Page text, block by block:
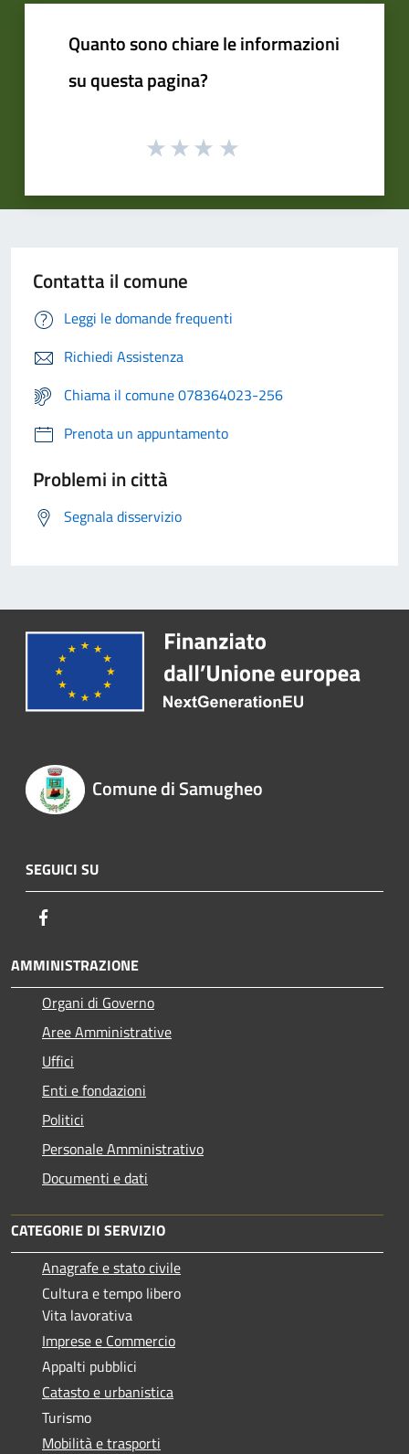
Quanto sono chiare le informazioni
su questa pagina?
Contatta il comune
Leggi le domande frequenti
Richiedi Assistenza
Chiama il comune 078364023-256
Prenota un appuntamento
Problemi in città
Segnala disservizio
Comune di Samugheo
SEGUICI SU
AMMINISTRAZIONE
Organi di Governo
Aree Amministrative
Uffici
Enti e fondazioni
Politici
Personale Amministrativo
Documenti e dati
CATEGORIE DI SERVIZIO
Anagrafe e stato civile
Cultura e tempo libero
Vita lavorativa
Imprese e Commercio
Appalti pubblici
Catasto e urbanistica
Turismo
Mobilità e trasporti